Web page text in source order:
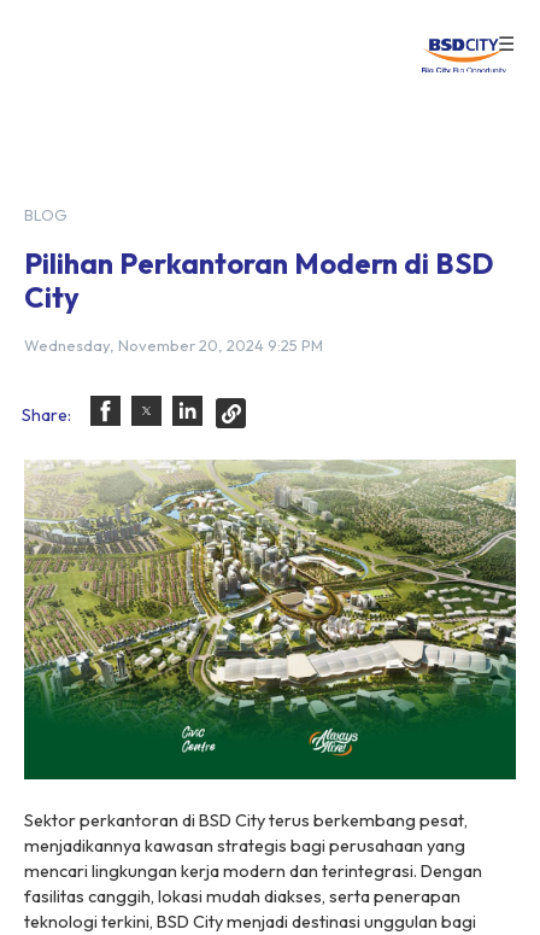
☰
BLOG
Pilihan Perkantoran Modern di BSD
City
Wednesday, November 20, 2024 9:25 PM
Share:
Sektor perkantoran di BSD City terus berkembang pesat,
menjadikannya kawasan strategis bagi perusahaan yang
mencari lingkungan kerja modern dan terintegrasi. Dengan
fasilitas canggih, lokasi mudah diakses, serta penerapan
teknologi terkini, BSD City menjadi destinasi unggulan bagi